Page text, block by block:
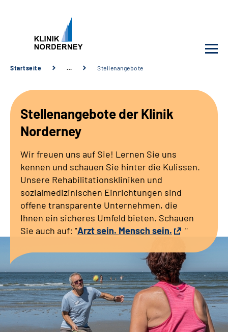
Unsere Angebote
Karriere
Sozialdienste & Zuweisende
Suche
Leichte Sprache
Gebärdensprache
Startseite … Stellenangebote
Stellenangebote der Klinik
Norderney
Wir freuen uns auf Sie! Lernen Sie uns
kennen und schauen Sie hinter die Kulissen.
Unsere Rehabilitationskliniken und
sozialmedizinischen Einrichtungen sind
offene transparente Unternehmen, die
Ihnen ein sicheres Umfeld bieten. Schauen
Sie auch auf: "Arzt sein. Mensch sein. "